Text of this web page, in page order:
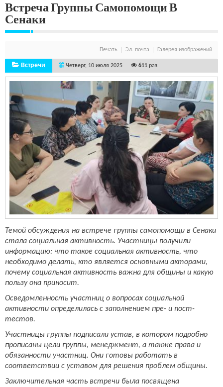
Встреча Группы Самопомощи В
Сенаки
Печать Эл. почта Галерея изображений
Встречи Четверг, 10 июля 2025 611 раз
Темой обсуждения на встрече группы самопомощи в Сенаки
стала социальная активность. Участницы получили
информацию: что такое социальная активность, что
необходимо делать, кто является основными акторами,
почему социальная активность важна для общины и какую
пользу она приносит.
Осведомленность участниц о вопросах социальной
активности определилась с заполнением пре- и пост-
тестов.
Участницы группы подписали устав, в котором подробно
прописаны цели группы, менеджмент, а также права и
обязанности участниц. Они готовы работать в
соответствии с уставом для решения проблем общины.
Заключительная часть встречи была посвящена